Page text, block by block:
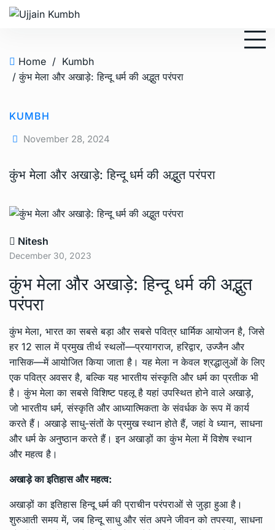
Home / Kumbh
/ कुंभ मेला और अखाड़े: हिन्दू धर्म की अद्भुत परंपरा
KUMBH
November 28, 2024
कुंभ मेला और अखाड़े: हिन्दू धर्म की अद्भुत परंपरा
Nitesh
December 30, 2023
कुंभ मेला और अखाड़े: हिन्दू धर्म की अद्भुत
परंपरा
कुंभ मेला, भारत का सबसे बड़ा और सबसे पवित्र धार्मिक आयोजन है, जिसे
हर 12 साल में प्रमुख तीर्थ स्थलों—प्रयागराज, हरिद्वार, उज्जैन और
नासिक—में आयोजित किया जाता है। यह मेला न केवल श्रद्धालुओं के लिए
एक पवित्र अवसर है, बल्कि यह भारतीय संस्कृति और धर्म का प्रतीक भी
है। कुंभ मेला का सबसे विशिष्ट पहलू है यहां उपस्थित होने वाले अखाड़े,
जो भारतीय धर्म, संस्कृति और आध्यात्मिकता के संवर्धक के रूप में कार्य
करते हैं। अखाड़े साधु-संतों के प्रमुख स्थान होते हैं, जहां वे ध्यान, साधना
और धर्म के अनुष्ठान करते हैं। इन अखाड़ों का कुंभ मेला में विशेष स्थान
और महत्व है।
अखाड़े का इतिहास और महत्व:
अखाड़ों का इतिहास हिन्दू धर्म की प्राचीन परंपराओं से जुड़ा हुआ है।
शुरुआती समय में, जब हिन्दू साधु और संत अपने जीवन को तपस्या, साधना